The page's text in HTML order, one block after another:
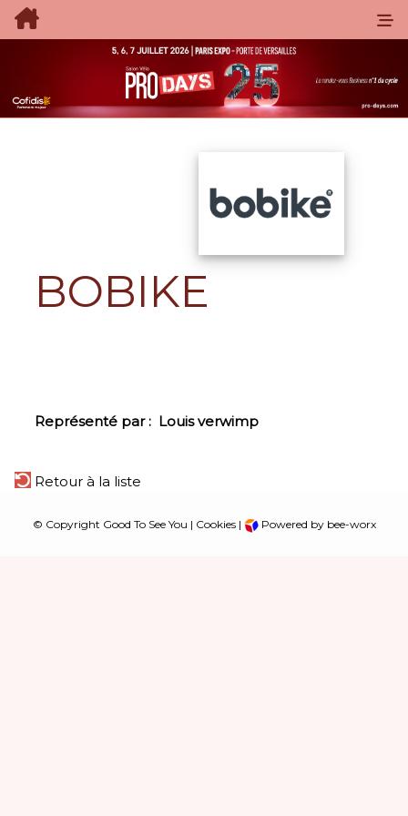
BOBIKE
Représenté par : Louis verwimp
Retour à la liste
© Copyright Good To See You | Cookies| Powered by bee-worx